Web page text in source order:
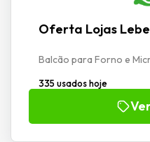
Oferta Lojas
Balcão para Forno e
335 usados hoje